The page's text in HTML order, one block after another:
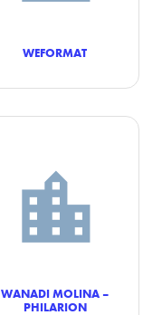
WEFORMAT
WANADI MOLINA –
PHILARION